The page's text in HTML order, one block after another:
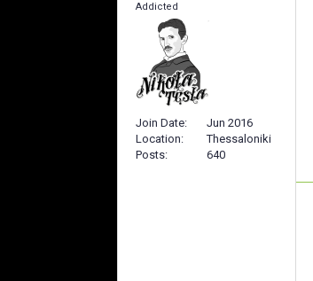
Addicted
Join Date
Jun 2016
Location
Thessaloniki
Posts
640